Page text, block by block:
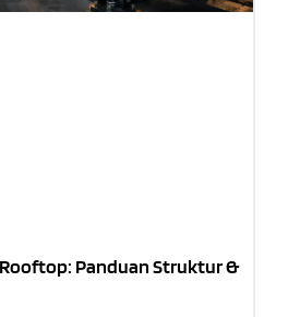
Panduan Struktur &